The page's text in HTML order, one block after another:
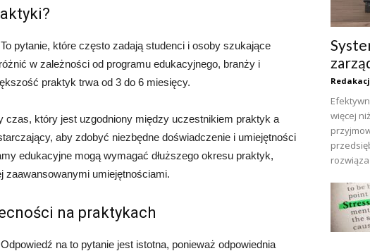
pytanie, które często zadają studenci i osoby szukające
w zależności od programu edukacyjnego, branży i
praktyk trwa od 3 do 6 miesięcy.
który jest uzgodniony między uczestnikiem praktyk a
aby zdobyć niezbędne doświadczenie i umiejętności
edukacyjne mogą wymagać dłuższego okresu praktyk,
zaawansowanymi umiejętnościami.
na praktykach
na to pytanie jest istotna, ponieważ odpowiednia
więcej